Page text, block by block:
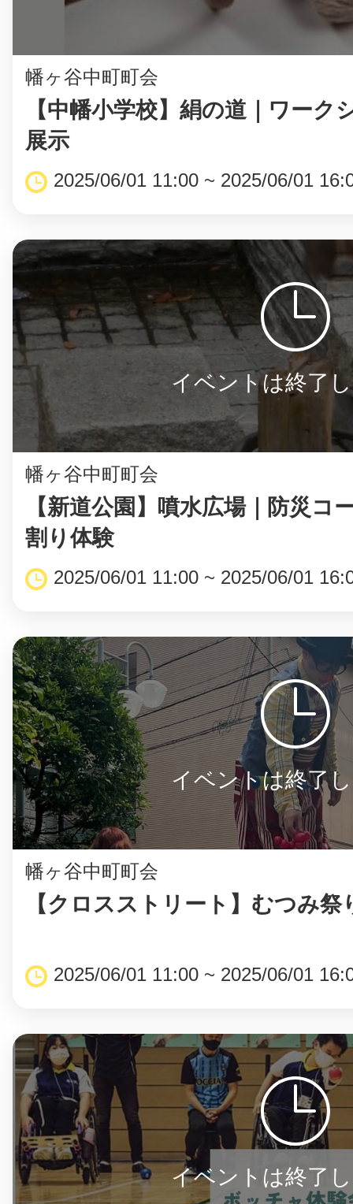
幡ヶ谷中町町会
【中幡小学校】絹の道｜ワーク
展示
2025/06/01 11:00 ~ 2025/06/01
イベントは終了
幡ヶ谷中町町会
【新道公園】噴水広場｜防災コ
割り体験
2025/06/01 11:00 ~ 2025/06/01
イベントは終了
幡ヶ谷中町町会
【クロスストリート】むつみ祭
2025/06/01 11:00 ~ 2025/06/01
イベントは終了
プライバシーポ
©︎ KAYAC Inc.